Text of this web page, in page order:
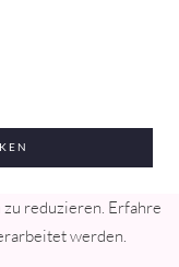
reduzieren. Erfahre
werden.